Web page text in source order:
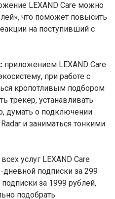
LEXAND Care можно
что поможет повысить
на поступивший с
приложением LEXAND Care
при работе с
кропотливым подбором
трекер, устанавливать
думать о подключении
и заниматься тонкими
услуг LEXAND Care
дневной подписки за 299
за 1999 рублей,
подобрать